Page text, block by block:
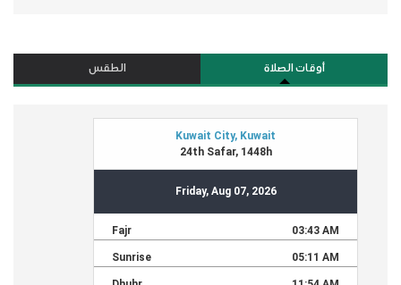
أوقات الصلاة الطقس